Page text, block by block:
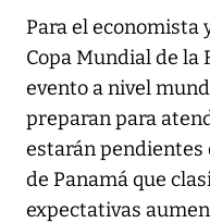
Para el economista
Copa Mundial de la
evento a nivel
preparan para
estarán pendientes
de Panamá que
expectativas